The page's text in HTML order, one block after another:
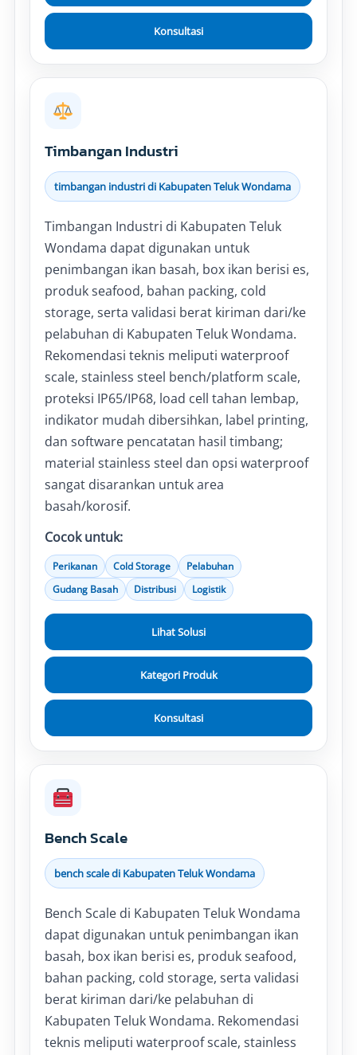
Konsultasi
Timbangan Industri
timbangan industri di Kabupaten Teluk Wondama
Timbangan Industri di Kabupaten Teluk
Wondama dapat digunakan untuk
penimbangan ikan basah, box ikan berisi es,
produk seafood, bahan packing, cold
storage, serta validasi berat kiriman dari/ke
pelabuhan di Kabupaten Teluk Wondama.
Rekomendasi teknis meliputi waterproof
scale, stainless steel bench/platform scale,
proteksi IP65/IP68, load cell tahan lembap,
indikator mudah dibersihkan, label printing,
dan software pencatatan hasil timbang;
material stainless steel dan opsi waterproof
sangat disarankan untuk area
basah/korosif.
Cocok untuk:
Perikanan Cold Storage
Pelabuhan
Gudang Basah
Distribusi Logistik
Lihat Solusi
Kategori Produk
Konsultasi
Bench Scale
bench scale di Kabupaten Teluk Wondama
Bench Scale di Kabupaten Teluk Wondama
dapat digunakan untuk penimbangan ikan
basah, box ikan berisi es, produk seafood,
bahan packing, cold storage, serta validasi
berat kiriman dari/ke pelabuhan di
Kabupaten Teluk Wondama. Rekomendasi
teknis meliputi waterproof scale, stainless